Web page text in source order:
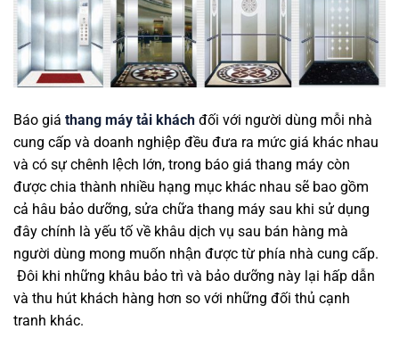
Báo giá thang máy tải khách đối với người dùng mỗi nhà
cung cấp và doanh nghiệp đều đưa ra mức giá khác nhau
và có sự chênh lệch lớn, trong báo giá thang máy còn
được chia thành nhiều hạng mục khác nhau sẽ bao gồm
cả hâu bảo dưỡng, sửa chữa thang máy sau khi sử dụng
đây chính là yếu tố về khâu dịch vụ sau bán hàng mà
người dùng mong muốn nhận được từ phía nhà cung cấp.
Đôi khi những khâu bảo trì và bảo dưỡng này lại hấp dẫn
và thu hút khách hàng hơn so với những đối thủ cạnh
tranh khác.